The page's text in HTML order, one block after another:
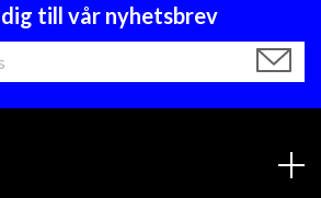
till vår nyhetsbrev